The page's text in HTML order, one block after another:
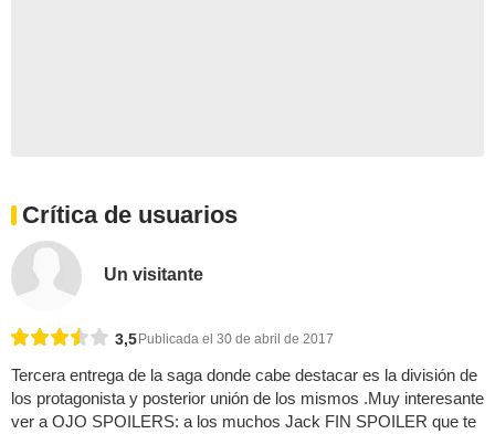
Crítica de usuarios
Un visitante
3,5 Publicada el 30 de abril de 2017
Tercera entrega de la saga donde cabe destacar es la división de
los protagonista y posterior unión de los mismos .Muy interesante
ver a OJO SPOILERS: a los muchos Jack FIN SPOILER que te